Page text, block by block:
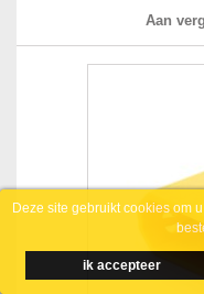
Deze site gebruikt cookies om
ik accepteer
Aan